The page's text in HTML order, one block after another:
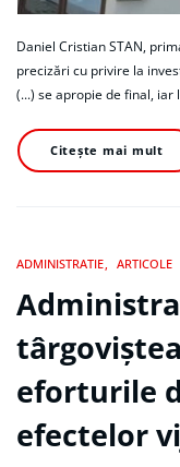
Daniel Cristian STAN,
precizări cu privire la
(...) se apropie de final,
Citește mai mult
ADMINISTRATIE ARTICOLE
eforturile
efectelor